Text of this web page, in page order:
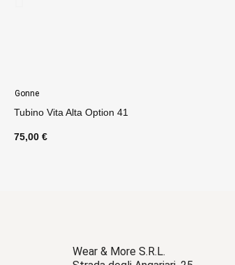
Gonne
Tubino Vita Alta Option 41
75,00 €
Wear & More S.R.L.